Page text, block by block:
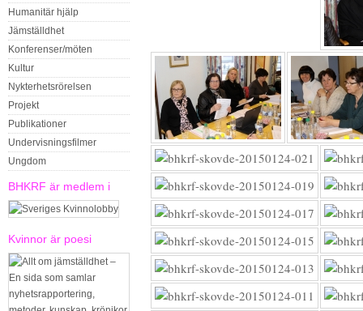
Humanitär hjälp
Jämställdhet
Konferenser/möten
Kultur
Nykterhetsrörelsen
Projekt
Publikationer
Undervisningsfilmer
Ungdom
BHKRF är medlem i
Kvinnor är poesi